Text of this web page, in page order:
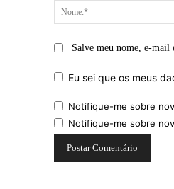
Salve meu nome, e-mail
Eu sei que os meus
Notifique-me sobre
Notifique-me sobre